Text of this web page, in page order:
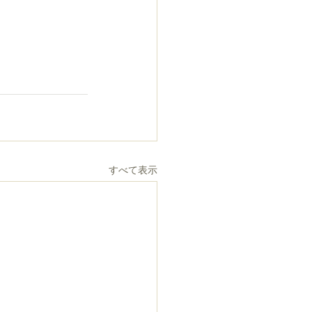
すべて表示